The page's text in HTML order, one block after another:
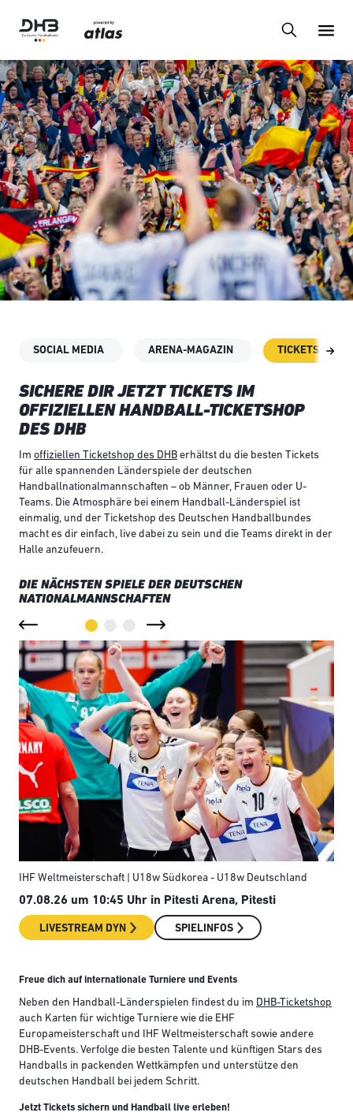
SOCIAL MEDIA ARENA-MAGAZIN TICKETSHOP
SICHERE DIR JETZT TICKETS IM
OFFIZIELLEN HANDBALL-TICKETSHOP
DES DHB
Im offiziellen Ticketshop des DHB erhältst du die besten Tickets
für alle spannenden Länderspiele der deutschen
Handballnationalmannschaften – ob Männer, Frauen oder U-
Teams. Die Atmosphäre bei einem Handball-Länderspiel ist
einmalig, und der Ticketshop des Deutschen Handballbundes
macht es dir einfach, live dabei zu sein und die Teams direkt in der
Halle anzufeuern.
DIE NÄCHSTEN SPIELE DER DEUTSCHEN
NATIONALMANNSCHAFTEN
IHF Weltmeisterschaft | U18w Südkorea - U18w Deutschland
07.08.26 um 10:45 Uhr in Pitesti Arena, Pitesti
LIVESTREAM DYN SPIELINFOS
Freue dich auf internationale Turniere und Events
Neben den Handball-Länderspielen findest du im DHB-Ticketshop
auch Karten für wichtige Turniere wie die EHF
Europameisterschaft und IHF Weltmeisterschaft sowie andere
DHB-Events. Verfolge die besten Talente und künftigen Stars des
Handballs in packenden Wettkämpfen und unterstütze den
deutschen Handball bei jedem Schritt.
Jetzt Tickets sichern und Handball live erleben!